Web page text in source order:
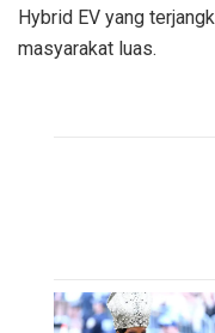
Hybrid EV yang
masyarakat luas.